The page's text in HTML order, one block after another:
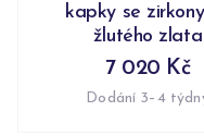
kapky se
žlutého zlata
7 020 Kč
Dodání 3–4